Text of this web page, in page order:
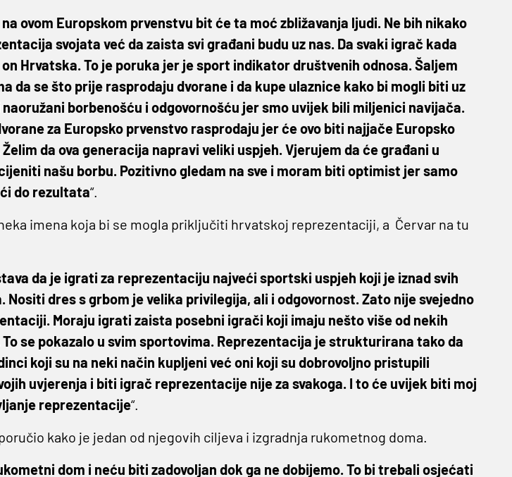
ovom Europskom prvenstvu bit će ta moć zbližavanja ljudi. Ne bih nikako
svojata već da zaista svi građani budu uz nas. Da svaki igrač kada
Hrvatska. To je poruka jer je sport indikator društvenih odnosa. Šaljem
da se što prije rasprodaju dvorane i da kupe ulaznice kako bi mogli biti uz
borbenošću i odgovornošću jer smo uvijek bili miljenici navijača.
za Europsko prvenstvo rasprodaju jer će ovo biti najjače Europsko
da ova generacija napravi veliki uspjeh. Vjerujem da će građani u
našu borbu. Pozitivno gledam na sve i moram biti optimist jer samo
do rezultata“.
imena koja bi se mogla priključiti hrvatskoj reprezentaciji, a Červar na tu
da je igrati za reprezentaciju najveći sportski uspjeh koji je iznad svih
Nositi dres s grbom je velika privilegija, ali i odgovornost. Zato nije svejedno
Moraju igrati zaista posebni igrači koji imaju nešto više od nekih
se pokazalo u svim sportovima. Reprezentacija je strukturirana tako da
koji su na neki način kupljeni već oni koji su dobrovoljno pristupili
uvjerenja i biti igrač reprezentacije nije za svakoga. I to će uvijek biti moj
reprezentacije“.
kako je jedan od njegovih ciljeva i izgradnja rukometnog doma.
dom i neću biti zadovoljan dok ga ne dobijemo. To bi trebali osjećati